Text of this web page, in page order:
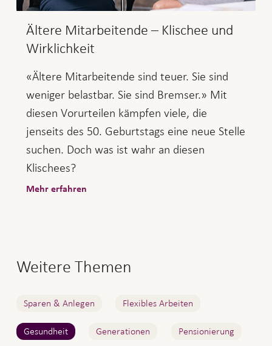
Ältere Mitarbeitende – Klischee und
Wirklichkeit
«Ältere Mitarbeitende sind teuer. Sie sind
weniger belastbar. Sie sind Bremser.» Mit
diesen Vorurteilen kämpfen viele, die
jenseits des 50. Geburtstags eine neue Stelle
suchen. Doch was ist wahr an diesen
Klischees?
Mehr erfahren
Weitere Themen
Sparen & Anlegen Flexibles Arbeiten
Gesundheit Generationen Pensionierung